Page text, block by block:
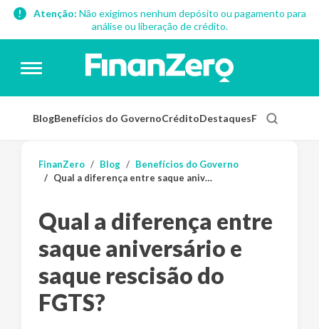
Atenção: Não exigimos nenhum depósito ou pagamento para
análise ou liberação de crédito.
BlogBenefícios do GovernoCréditoDestaquesFinanças
FinanZero Blog
Benefícios do Governo
Qual a diferença entre saque aniversário e saque rescisão do FGTS?
Qual a diferença entre
saque aniversário e
saque rescisão do
FGTS?